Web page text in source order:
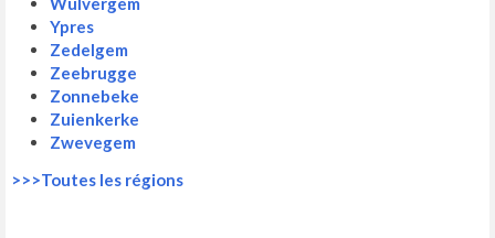
Ypres
Zedelgem
Zeebrugge
Zonnebeke
Zuienkerke
Zwevegem
>>>Toutes les régions